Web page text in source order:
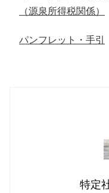
（源泉所得税関係）
パンフレット・手引
特定